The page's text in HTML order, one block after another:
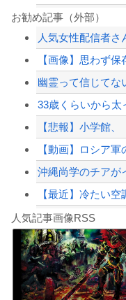
ショートスリーパ
韓国サッカーのイ
お勧め記事（外部）
幽霊って信じてな
8/4のニュース
人気記事画像RSS